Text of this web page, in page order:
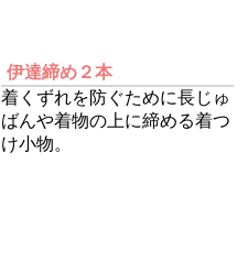
伊達締め２本
着くずれを防ぐために長じゅ
ばんや着物の上に締める着つ
け小物。